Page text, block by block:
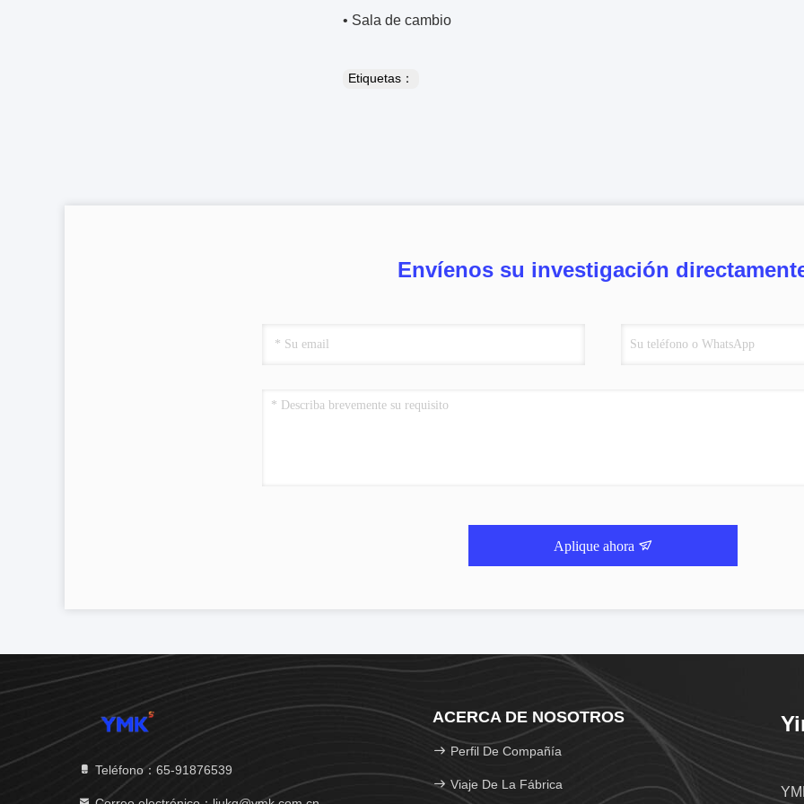
• Sala de cambio
Etiquetas：
Envíenos su investigación
Aplique ahora
Teléfono：65-91876539
ACERCA DE NOSOTROS
Perfil De Compañía
Viaje De La Fábrica